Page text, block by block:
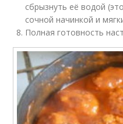
сбрызнуть её водой
сочной начинкой и
Полная готовность